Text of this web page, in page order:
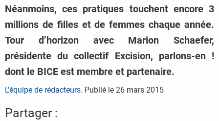
Néanmoins, ces pratiques touchent encore 3
millions de filles et de femmes chaque année.
Tour d’horizon avec Marion Schaefer,
présidente du collectif Excision, parlons-en !
dont le BICE est membre et partenaire.
L’équipe de rédacteurs. Publié le 26 mars 2015
Partager :